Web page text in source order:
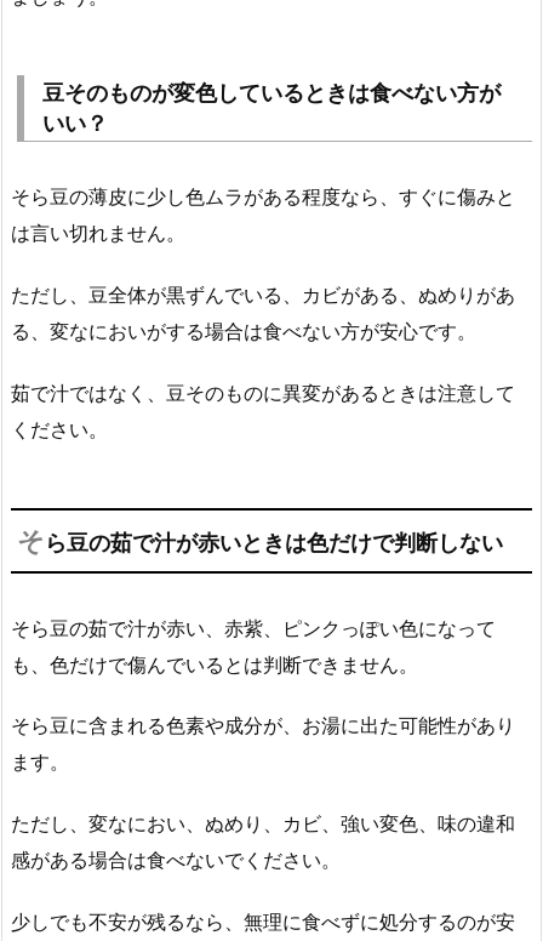
豆そのものが変色しているときは食べない方が
いい？
そら豆の薄皮に少し色ムラがある程度なら、すぐに傷みと
は言い切れません。
ただし、豆全体が黒ずんでいる、カビがある、ぬめりがあ
る、変なにおいがする場合は食べない方が安心です。
茹で汁ではなく、豆そのものに異変があるときは注意して
ください。
そ ら豆の茹で汁が赤いときは色だけで判断しない
そら豆の茹で汁が赤い、赤紫、ピンクっぽい色になって
も、色だけで傷んでいるとは判断できません。
そら豆に含まれる色素や成分が、お湯に出た可能性があり
ます。
ただし、変なにおい、ぬめり、カビ、強い変色、味の違和
感がある場合は食べないでください。
少しでも不安が残るなら、無理に食べずに処分するのが安